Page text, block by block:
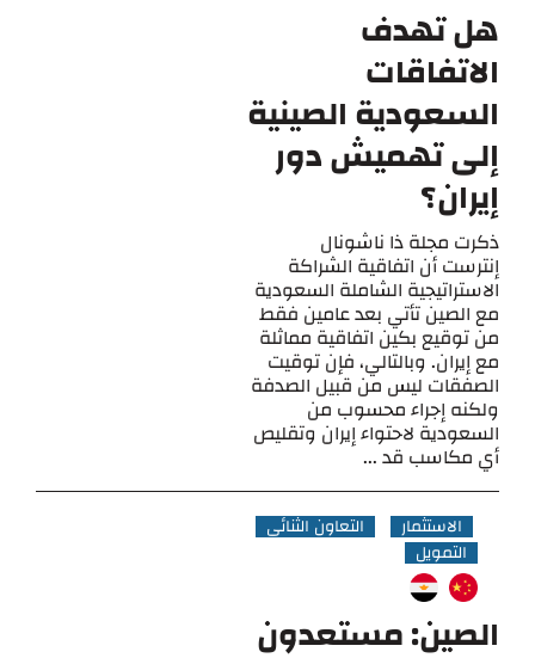
هل تهدف
الاتفاقات
السعودية الصينية
إلى تهميش دور
إيران؟
ذكرت مجلة ذا ناشونال
إنترست أن اتفاقية الشراكة
الاستراتيجية الشاملة السعودية
مع الصين تأتي بعد عامين فقط
من توقيع بكين اتفاقية مماثلة
مع إيران. وبالتالي، فإن توقيت
الصفقات ليس من قبيل الصدفة
ولكنه إجراء محسوب من
السعودية لاحتواء إيران وتقليص
أي مكاسب قد ...
الاستثمار
التعاون الثنائي
التمويل
الصين: مستعدون